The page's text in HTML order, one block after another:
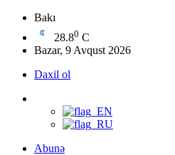
Bakı
28.80 C
Bazar, 9 Avqust 2026
Daxil ol
Abunə